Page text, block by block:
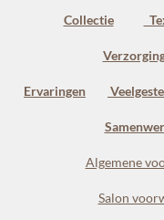
Collectie
Ervaringen
Algemene
Salon